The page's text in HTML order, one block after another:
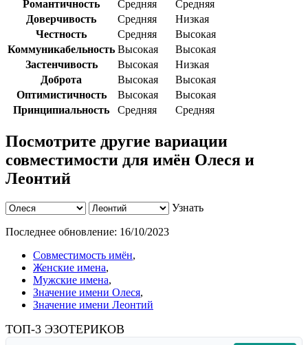
Романтичность Средняя
Средняя
Доверчивость
Средняя
Низкая
Честность
Средняя
Высокая
Коммуникабельность Высокая
Высокая
Застенчивость
Высокая
Низкая
Доброта
Высокая
Высокая
Оптимистичность
Высокая
Высокая
Принципиальность
Средняя Средняя
Посмотрите другие вариации
совместимости для имён Олеся и
Леонтий
Узнать
Последнее обновление: 16/10/2023
Совместимость имён,
Женские имена,
Мужские имена,
Значение имени Олеся,
Значение имени Леонтий
ТОП-3 ЭЗОТЕРИКОВ